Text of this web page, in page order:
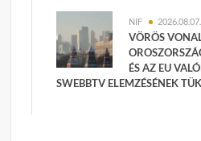
NIF 2026.08.07.
VÖRÖS
ÉS AZ EU
SWEBBTV ELEMZÉSÉNEK